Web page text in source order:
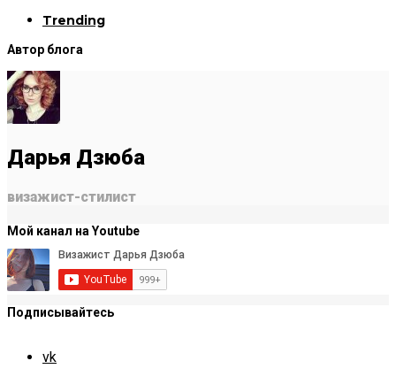
Trending
Автор блога
Дарья Дзюба
визажист-стилист
Мой канал на Youtube
Подписывайтесь
vk